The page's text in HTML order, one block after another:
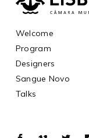
Welcome
Program
Designers
Sangue Novo
Talks